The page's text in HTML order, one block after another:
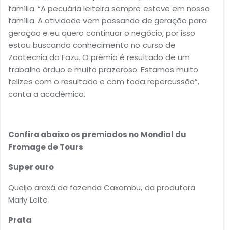
família. “A pecuária leiteira sempre esteve em nossa
família. A atividade vem passando de geração para
geração e eu quero continuar o negócio, por isso
estou buscando conhecimento no curso de
Zootecnia da Fazu. O prêmio é resultado de um
trabalho árduo e muito prazeroso. Estamos muito
felizes com o resultado e com toda repercussão”,
conta a acadêmica.
Confira abaixo os premiados no Mondial du
Fromage de Tours
Super ouro
Queijo araxá da fazenda Caxambu, da produtora
Marly Leite
Prata